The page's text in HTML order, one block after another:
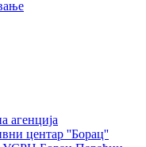
агенцијa
центар ''Борац''